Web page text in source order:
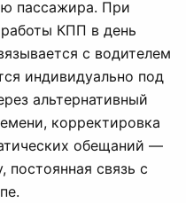
пассажира. При
КПП в день
с водителем
индивидуально под
альтернативный
корректировка
обещаний —
постоянная связь с